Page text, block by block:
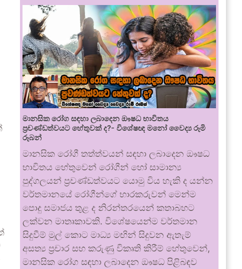
මානසික රෝග සඳහා ලබාදෙන ඖෂධ භාවිතය
ප්‍රචණ්ඩත්වයට හේතුවක් ද?- විශේෂඥ මනෝ වෛද්‍ය රූමි
රූබන්
මානසික රෝගී තත්ත්වයන් සඳහා ලබාදෙන ඖෂධ
භාවිතය හේතුවෙන් රෝගීන් හෝ සාමාන්‍ය
පුද්ගලයන් ප්‍රචණ්ඩත්වයට යොමු විය හැකි ද යන්න
වර්තමානයේ රෝගීන්ගේ භාරකරුවන් මෙන්ම
පොදු සමාජය තුළ ද නිරන්තරයෙන් කතාබහට
ලක්වන මාතෘකාවකි. විශේෂයෙන්ම වර්තමාන
සිදුවීම් මුල් කොට මාධ්‍ය මඟින් සිදුවන ඇතැම්
අසත්‍ය ප්‍රචාර සහ කරුණු විකෘති කිරීම් හේතුවෙන්,
මානසික රෝග සඳහා ලබාදෙන ඖෂධ පිළිබඳව